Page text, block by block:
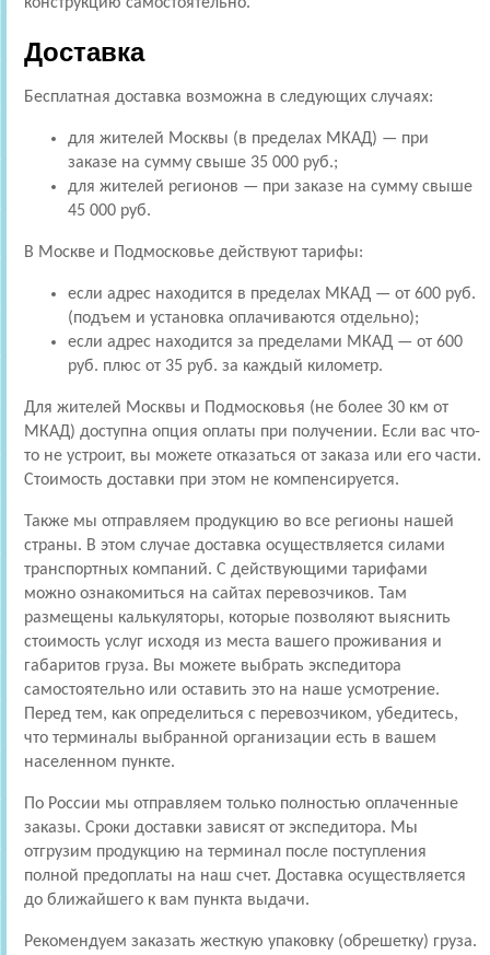
Доставка
Бесплатная доставка возможна в следующих случаях:
для жителей Москвы (в пределах МКАД) — при
заказе на сумму свыше 35 000 руб.;
для жителей регионов — при заказе на сумму свыше
45 000 руб.
В Москве и Подмосковье действуют тарифы:
если адрес находится в пределах МКАД — от 600 руб.
(подъем и установка оплачиваются отдельно);
если адрес находится за пределами МКАД — от 600
руб. плюс от 35 руб. за каждый километр.
Для жителей Москвы и Подмосковья (не более 30 км от
МКАД) доступна опция оплаты при получении. Если вас что-
то не устроит, вы можете отказаться от заказа или его части.
Стоимость доставки при этом не компенсируется.
Также мы отправляем продукцию во все регионы нашей
страны. В этом случае доставка осуществляется силами
транспортных компаний. С действующими тарифами
можно ознакомиться на сайтах перевозчиков. Там
размещены калькуляторы, которые позволяют выяснить
стоимость услуг исходя из места вашего проживания и
габаритов груза. Вы можете выбрать экспедитора
самостоятельно или оставить это на наше усмотрение.
Перед тем, как определиться с перевозчиком, убедитесь,
что терминалы выбранной организации есть в вашем
населенном пункте.
По России мы отправляем только полностью оплаченные
заказы. Сроки доставки зависят от экспедитора. Мы
отгрузим продукцию на терминал после поступления
полной предоплаты на наш счет. Доставка осуществляется
до ближайшего к вам пункта выдачи.
Рекомендуем заказать жесткую упаковку (обрешетку) груза.